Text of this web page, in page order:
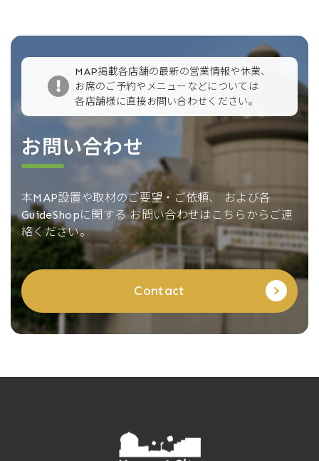
MAP掲載各店舗の最新の営業情報や休業、
お席のご予約やメニューなどについては
各店舗様に直接お問い合わせください。
お問い合わせ
本MAP設置や取材のご要望・ご依頼、
および各
GuideShopに関するお問い合わせはこちらからご連
絡ください。
Contact